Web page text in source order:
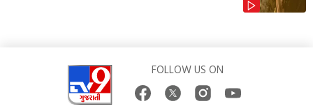
FOLLOW US ON